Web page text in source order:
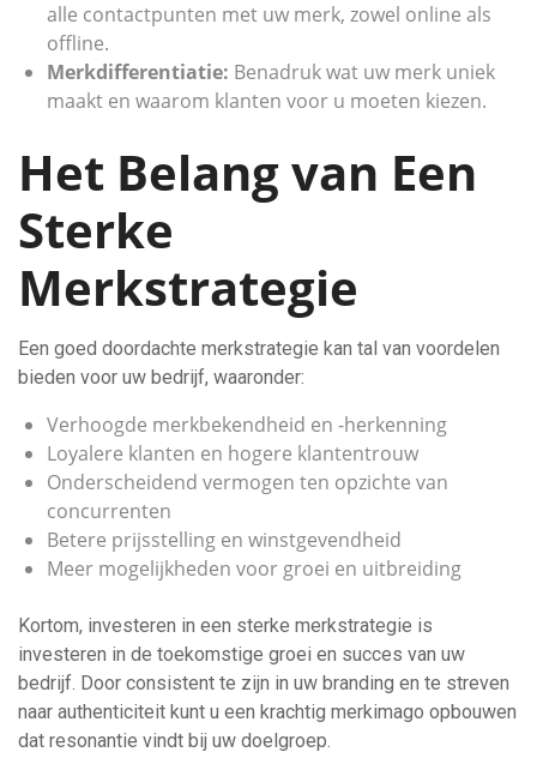
alle contactpunten met uw merk, zowel online als
offline.
Merkdifferentiatie: Benadruk wat uw merk uniek
maakt en waarom klanten voor u moeten kiezen.
Het Belang van Een
Sterke
Merkstrategie
Een goed doordachte merkstrategie kan tal van voordelen
bieden voor uw bedrijf, waaronder:
Verhoogde merkbekendheid en -herkenning
Loyalere klanten en hogere klantentrouw
Onderscheidend vermogen ten opzichte van
concurrenten
Betere prijsstelling en winstgevendheid
Meer mogelijkheden voor groei en uitbreiding
Kortom, investeren in een sterke merkstrategie is
investeren in de toekomstige groei en succes van uw
bedrijf. Door consistent te zijn in uw branding en te streven
naar authenticiteit kunt u een krachtig merkimago opbouwen
dat resonantie vindt bij uw doelgroep.